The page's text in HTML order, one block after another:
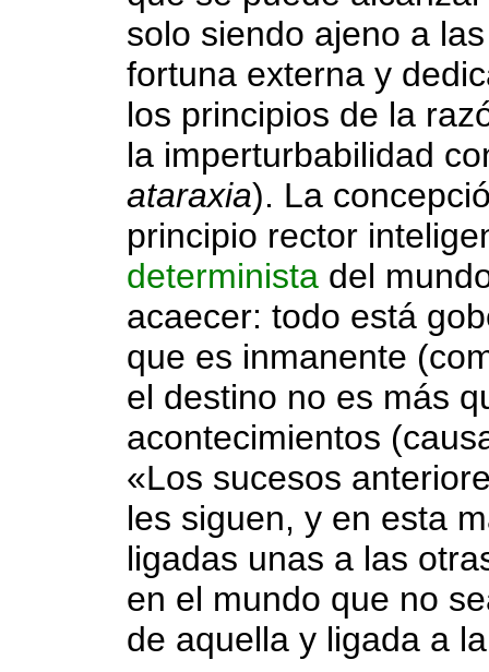
solo siendo ajeno a
fortuna externa y
los principios de la
la imperturbabilidad
ataraxia). La
principio rector
determinista del
acaecer: todo está
que es inmanente
el destino no es más
acontecimientos
«Los sucesos
les siguen, y en esta
ligadas unas a las
en el mundo que no
de aquella y ligada a